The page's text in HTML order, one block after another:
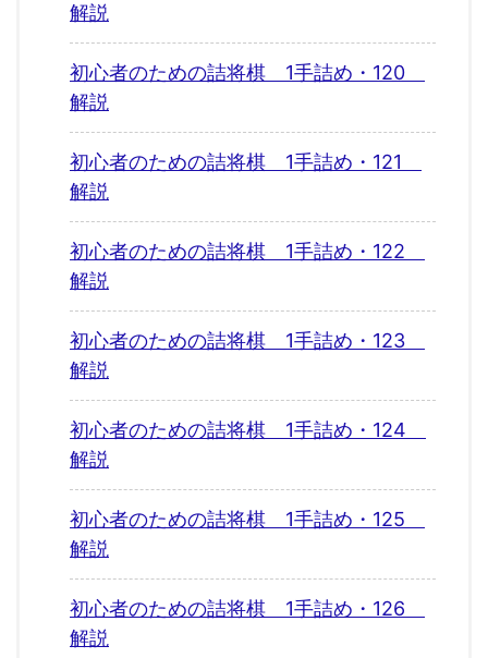
解説
初心者のための詰将棋 1手詰め・120
解説
初心者のための詰将棋 1手詰め・121
解説
初心者のための詰将棋 1手詰め・122
解説
初心者のための詰将棋 1手詰め・123
解説
初心者のための詰将棋 1手詰め・124
解説
初心者のための詰将棋 1手詰め・125
解説
初心者のための詰将棋 1手詰め・126
解説